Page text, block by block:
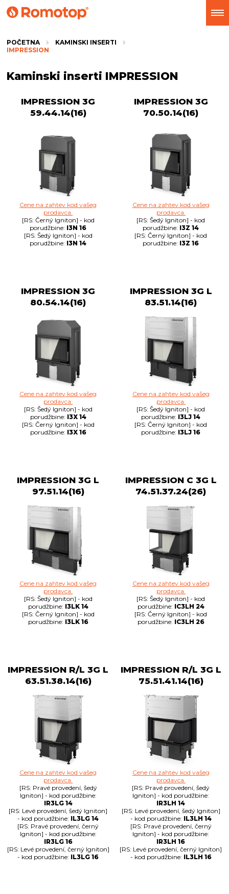
POČETNA
KAMINSKI INSERTI
IMPRESSION
Kaminski inserti IMPRESSION
IMPRESSION 3G
59.44.14(16)
Cene na zahtev kod vašeg
prodavca.
[RS: Černý Igniton] - kod
porudžbine: I3N 16
[RS: Šedý Igniton] - kod
porudžbine: I3N 14
IMPRESSION 3G
70.50.14(16)
Cene na zahtev kod vašeg
prodavca.
[RS: Šedý Igniton] - kod
porudžbine: I3Z 14
[RS: Černý Igniton] - kod
porudžbine: I3Z 16
IMPRESSION 3G
80.54.14(16)
Cene na zahtev kod vašeg
prodavca.
[RS: Šedý Igniton] - kod
porudžbine: I3X 14
[RS: Černý Igniton] - kod
porudžbine: I3X 16
IMPRESSION 3G L
83.51.14(16)
Cene na zahtev kod vašeg
prodavca.
[RS: Šedý Igniton] - kod
porudžbine: I3LJ 14
[RS: Černý Igniton] - kod
porudžbine: I3LJ 16
IMPRESSION 3G L
97.51.14(16)
Cene na zahtev kod vašeg
prodavca.
[RS: Šedý Igniton] - kod
porudžbine: I3LK 14
[RS: Černý Igniton] - kod
porudžbine: I3LK 16
IMPRESSION C 3G L
74.51.37.24(26)
Cene na zahtev kod vašeg
prodavca.
[RS: Šedý Igniton] - kod
porudžbine: IC3LH 24
[RS: Černý Igniton] - kod
porudžbine: IC3LH 26
IMPRESSION R/L 3G L
63.51.38.14(16)
Cene na zahtev kod vašeg
prodavca.
[RS: Pravé provedení, šedý
Igniton] - kod porudžbine:
IR3LG 14
[RS: Levé provedení, šedý Igniton]
- kod porudžbine: IL3LG 14
[RS: Pravé provedení, černý
Igniton] - kod porudžbine:
IR3LG 16
[RS: Levé provedení, černý Igniton]
- kod porudžbine: IL3LG 16
IMPRESSION R/L 3G L
75.51.41.14(16)
Cene na zahtev kod vašeg
prodavca.
[RS: Pravé provedení, šedý
Igniton] - kod porudžbine:
IR3LH 14
[RS: Levé provedení, šedý Igniton]
- kod porudžbine: IL3LH 14
[RS: Pravé provedení, černý
Igniton] - kod porudžbine:
IR3LH 16
[RS: Levé provedení, černý Igniton]
- kod porudžbine: IL3LH 16